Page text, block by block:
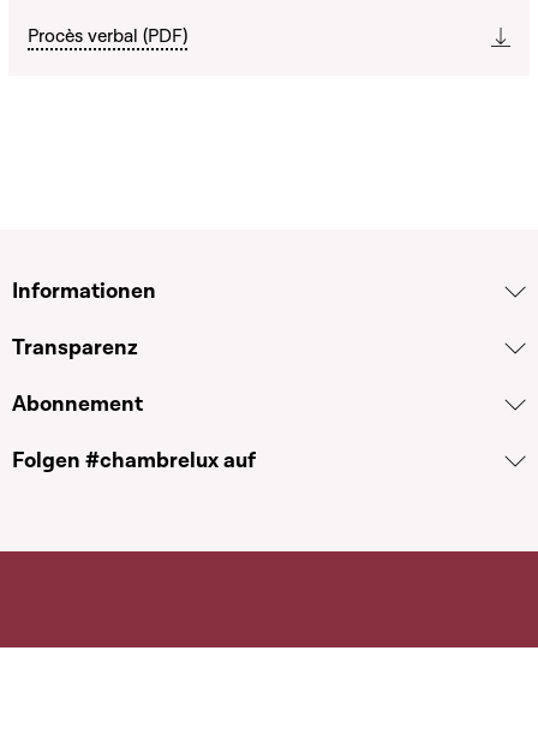
Procès verbal (PDF)
Informationen
Transparenz
Abonnement
Folgen #chambrelux auf